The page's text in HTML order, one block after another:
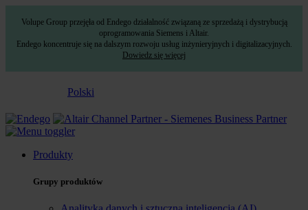
Volupe Group przejęła od Endego działalność związaną ze sprzedażą i dystrybucją
oprogramowania Siemens i Altair.
Endego koncentruje się na dalszym rozwoju usług inżynieryjnych i digitalizacyjnych.
Dowiedz się więcej
Polski
Produkty
Grupy produktów